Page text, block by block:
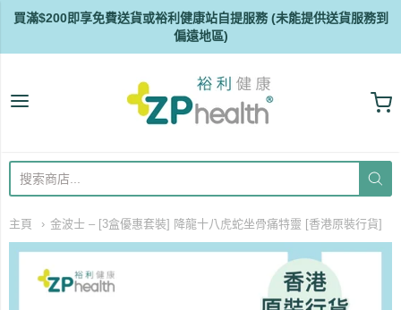
買滿$200即享免費送貨或裕利健康站自提服務 (未能提供送貨服務到
偏遠地區)
ZP Health
主頁 金波士 – [3盒優惠套裝] 降龍十八虎蛇坐骨痛特靈 [香港原裝行貨]